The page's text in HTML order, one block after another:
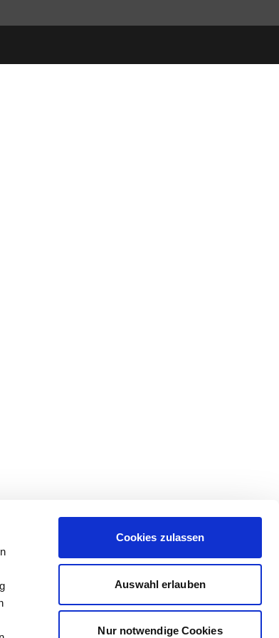
Cookies zulassen
Auswahl erlauben
Nur notwendige Cookies